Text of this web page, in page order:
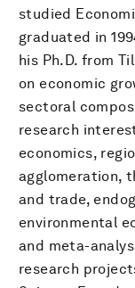
studied
graduated in
his Ph.D. from
on economic
sectoral
research
economics,
agglomeration,
and trade,
environmental
and meta-
research